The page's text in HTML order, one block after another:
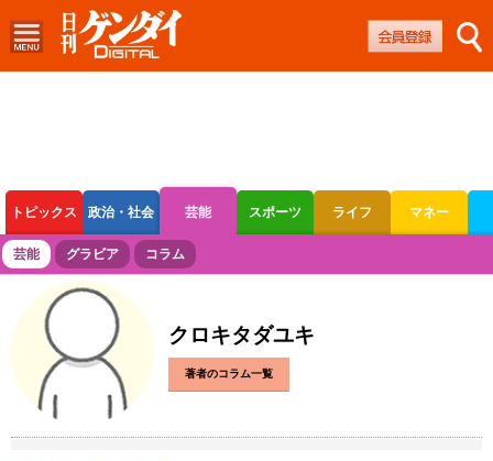
トピックス 政治・社会 芸能 スポーツ ライフ マネー
ボートレース 競輪 オートレース
芸能 グラビア コラム
クロキタダユキ
著者のコラム一覧